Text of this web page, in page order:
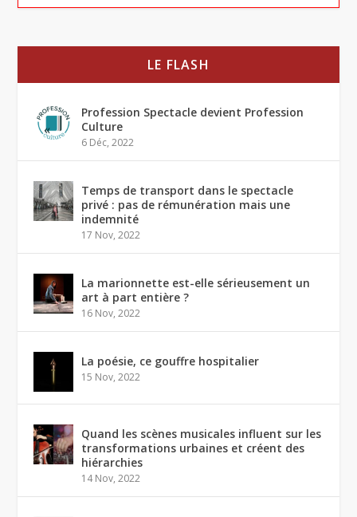
LE FLASH
Profession Spectacle devient Profession
Culture
6 Déc, 2022
Temps de transport dans le spectacle
privé : pas de rémunération mais une
indemnité
17 Nov, 2022
La marionnette est-elle sérieusement un
art à part entière ?
16 Nov, 2022
La poésie, ce gouffre hospitalier
15 Nov, 2022
Quand les scènes musicales influent sur les
transformations urbaines et créent des
hiérarchies
14 Nov, 2022